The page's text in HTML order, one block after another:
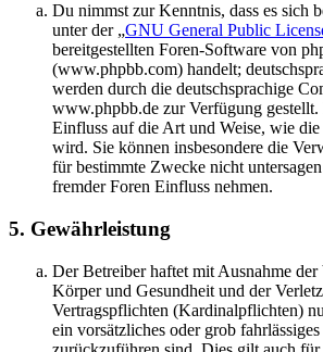
Du nimmst zur Kenntnis, dass es sich
unter der „GNU General Public
bereitgestellten Foren-Software von
(www.phpbb.com) handelt;
werden durch die deutschsprachige
www.phpbb.de zur Verfügung gestellt.
Einfluss auf die Art und Weise, wie
wird. Sie können insbesondere die
für bestimmte Zwecke nicht
fremder Foren Einfluss nehmen.
5. Gewährleistung
Der Betreiber haftet mit Ausnahme
Körper und Gesundheit und der
Vertragspflichten (Kardinalpflichten)
ein vorsätzliches oder grob